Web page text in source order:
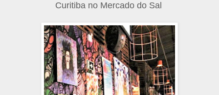
Curitiba no Mercado do Sal